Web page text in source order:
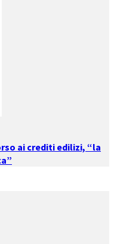
ai crediti edilizi, “la